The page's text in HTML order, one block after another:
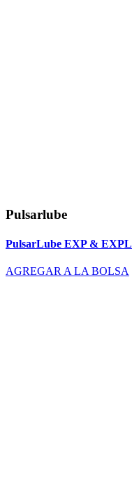
Pulsarlube
PulsarLube EXP & EXPL
AGREGAR A LA BOLSA